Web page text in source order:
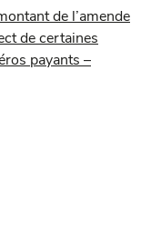
de l’amende
de certaines
payants –